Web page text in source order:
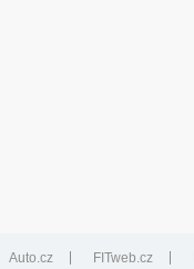
Auto.cz FITweb.cz